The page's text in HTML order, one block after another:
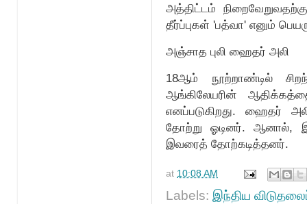
அத்திட்டம்
தீர்ப்புகள் 'பத்வா' எனும்
அஞ்சாத புலி ஹைதர் அலி
18ஆம் நூற்றாண்டில்
ஆங்கிலேயரின்
எனப்படுகிறது. ஹைதர்
தோற்று ஓடினர். ஆனால்,
இவரைத் தோற்கடித்தனர்.
at 10:08 AM
Labels: இந்திய